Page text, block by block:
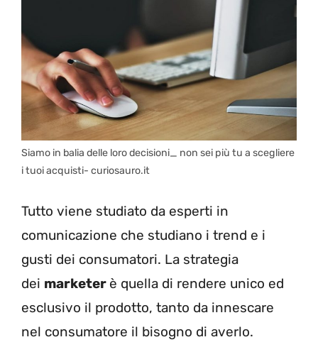
Siamo in balia delle loro decisioni_ non sei più tu a scegliere
i tuoi acquisti- curiosauro.it
Tutto viene studiato da esperti in
comunicazione che studiano i trend e i
gusti dei consumatori. La strategia
dei marketer è quella di rendere unico ed
esclusivo il prodotto, tanto da innescare
nel consumatore il bisogno di averlo.